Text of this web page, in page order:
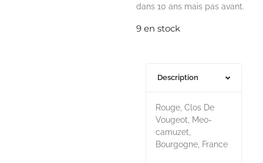
dans 10 ans mais pas avant.
9 en stock
Description
Rouge, Clos De
Vougeot, Meo-
camuzet,
Bourgogne, France